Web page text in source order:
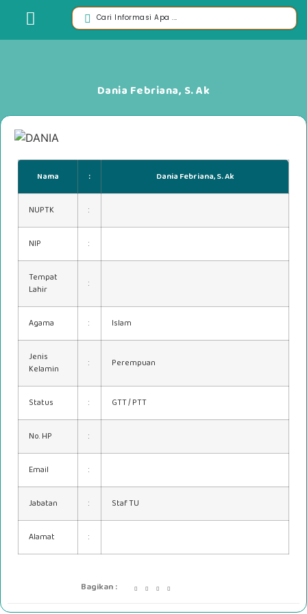
Dania Febriana, S. Ak
Nama : Dania Febriana, S. Ak
NUPTK :
NIP :
Tempat
Lahir
:
Agama : Islam
Jenis
Kelamin
: Perempuan
Status : GTT / PTT
No. HP :
Email :
Jabatan : Staf TU
Alamat :
Bagikan :